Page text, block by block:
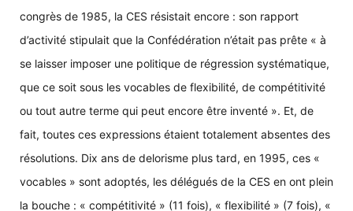
congrès de 1985, la CES résistait encore : son rapport
d’activité stipulait que la Confédération n’était pas prête « à
se laisser imposer une politique de régression systématique,
que ce soit sous les vocables de flexibilité, de compétitivité
ou tout autre terme qui peut encore être inventé ». Et, de
fait, toutes ces expressions étaient totalement absentes des
résolutions. Dix ans de delorisme plus tard, en 1995, ces «
vocables » sont adoptés, les délégués de la CES en ont plein
la bouche : « compétitivité » (11 fois), « flexibilité » (7 fois), «